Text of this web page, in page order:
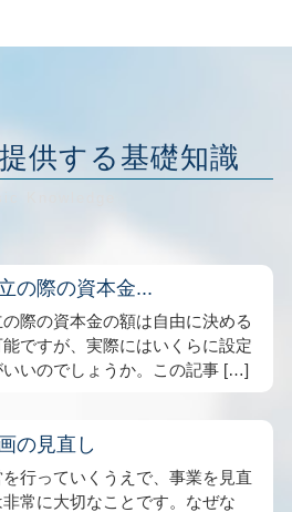
供する基礎知識
の際の資本金...
際の資本金の額は自由に決める
能ですが、実際にはいくらに設定
いいのでしょうか。この記事 […]
の見直し
行っていくうえで、事業を見直
常に大切なことです。なぜな